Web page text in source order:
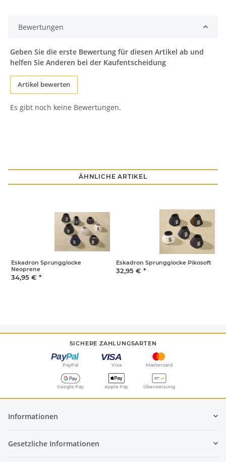
Bewertungen
Geben Sie die erste Bewertung für diesen Artikel ab und
helfen Sie Anderen bei der Kaufentscheidung
Artikel bewerten
Es gibt noch keine Bewertungen.
ÄHNLICHE ARTIKEL
Eskadron Sprungglocke
Neoprene
34,95 € *
Eskadron Sprungglocke Pikosoft
32,95 € *
SICHERE ZAHLUNGSARTEN
PayPal Visa Mastercard
Google Pay Apple Pay Überweisung
Informationen
Gesetzliche Informationen